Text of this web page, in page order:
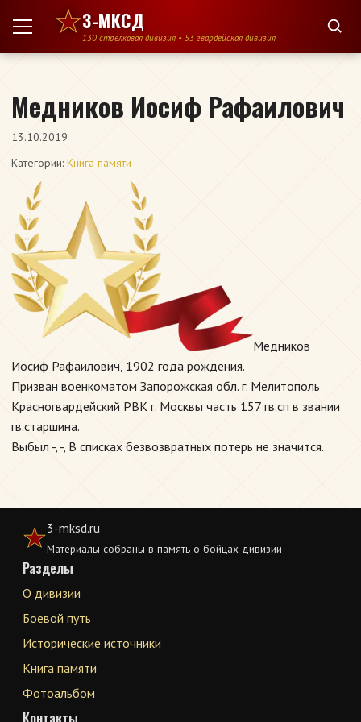
Перейти к содержимому
3-МКСД
130 стрелковая дивизия • 53 гвардейская дивизия
Медников Иосиф Рафаилович
13.10.2019
Категории: Книга памяти
Медников
Иосиф Рафаилович, 1902 года рождения.
Призван военкоматом Запорожская обл. г. Мелитополь
Красногвардейский РВК г. Москвы часть 157 гв.сп в звании
гв.старшина.
Выбыл -, -, В списках безвозвратных потерь не значится.
3-mksd.ru
Материалы собраны в память о бойцах дивизии
Разделы
О дивизии
Боевой путь
Исторические источники
Книга памяти
Фотоальбом
Контакты